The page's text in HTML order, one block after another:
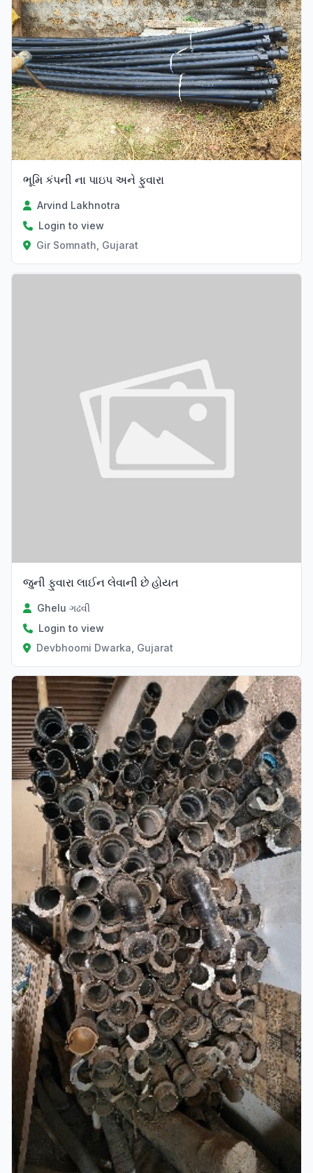
ભૂમિ કંપની ના પાઇપ અને ફુવારા
Arvind Lakhnotra
Login to view
Gir Somnath, Gujarat
જુની ફુવારા લાઈન લેવાની છે હોયત
Ghelu ગઢવી
Login to view
Devbhoomi Dwarka, Gujarat